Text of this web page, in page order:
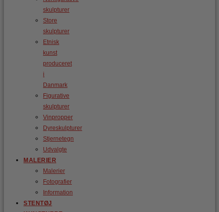
skulpturer
Store
skulpturer
Etnisk
kunst
produceret
i
Danmark
Figurative
skulpturer
Vinpropper
Dyreskulpturer
Stjernetegn
Udvalgte
MALERIER
Malerier
Fotografier
Information
STENTØJ